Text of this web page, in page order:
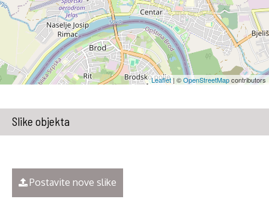
Leaflet| ©OpenStreetMapcontributors
Slike objekta
Postavite nove slike